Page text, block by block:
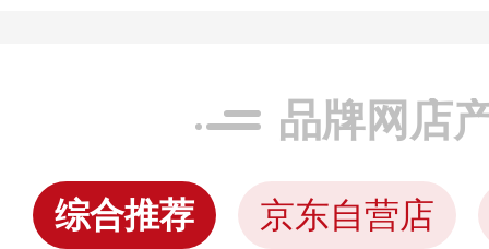
品牌网店
综合推荐 京东自营店